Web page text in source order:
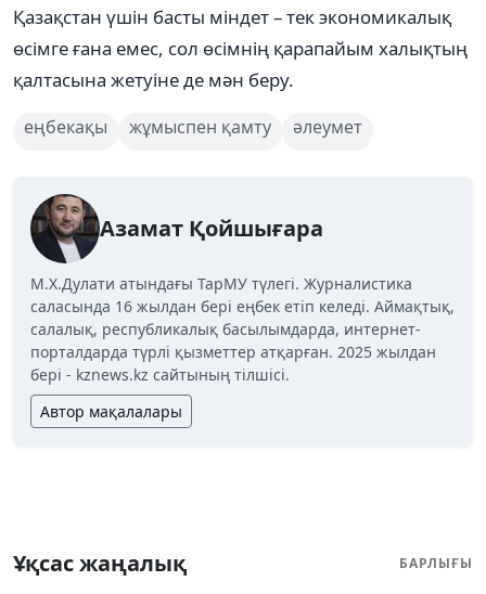
Қазақстан үшін басты міндет – тек экономикалық
өсімге ғана емес, сол өсімнің қарапайым халықтың
қалтасына жетуіне де мән беру.
еңбекақы жұмыспен қамту әлеумет
Азамат Қойшығара
М.Х.Дулати атындағы ТарМУ түлегі. Журналистика
саласында 16 жылдан бері еңбек етіп келеді. Аймақтық,
салалық, республикалық басылымдарда, интернет-
порталдарда түрлі қызметтер атқарған. 2025 жылдан
бері - kznews.kz сайтының тілшісі.
Автор мақалалары
Ұқсас жаңалық БАРЛЫҒЫ